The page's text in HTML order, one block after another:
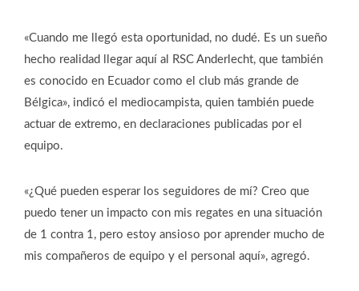
«Cuando me llegó esta oportunidad, no dudé. Es un sueño
hecho realidad llegar aquí al RSC Anderlecht, que también
es conocido en Ecuador como el club más grande de
Bélgica», indicó el mediocampista, quien también puede
actuar de extremo, en declaraciones publicadas por el
equipo.
«¿Qué pueden esperar los seguidores de mí? Creo que
puedo tener un impacto con mis regates en una situación
de 1 contra 1, pero estoy ansioso por aprender mucho de
mis compañeros de equipo y el personal aquí», agregó.